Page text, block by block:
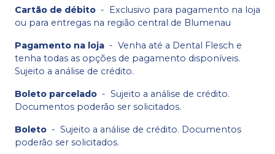
Cartão de débito -
Exclusivo para pagamento na loja
ou para entregas na região central de Blumenau
Pagamento na loja - Venha até a Dental Flesch e
tenha todas as opções de pagamento disponíveis.
Sujeito a análise de crédito.
Boleto parcelado - Sujeito a análise de crédito.
Documentos poderão ser solicitados.
Boleto - Sujeito a análise de crédito. Documentos
poderão ser solicitados.